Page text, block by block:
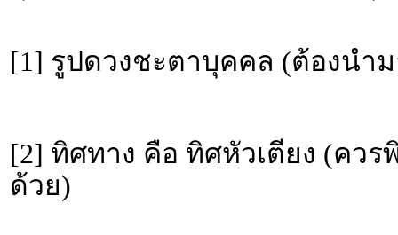
[1] รูปดวงชะตาบุคคล (ต้องนำ
[2] ทิศทาง คือ ทิศหัวเตียง (คว
ด้วย)